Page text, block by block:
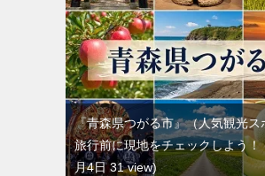
『青森県つがる市』（人気観光ス
旅行前に現地をチェックしよう！
月4日 31 view